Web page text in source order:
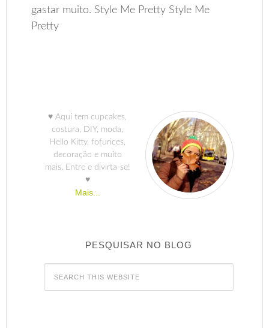
gastar muito. Style Me Pretty Style Me
Pretty
♥ Aqui tem cupcakes,
costura, DIY, moda,
Hello Kitty, fofurices,
decoração e muito
mais. Entre e divirta-se!
♥
Mais...
PESQUISAR NO BLOG